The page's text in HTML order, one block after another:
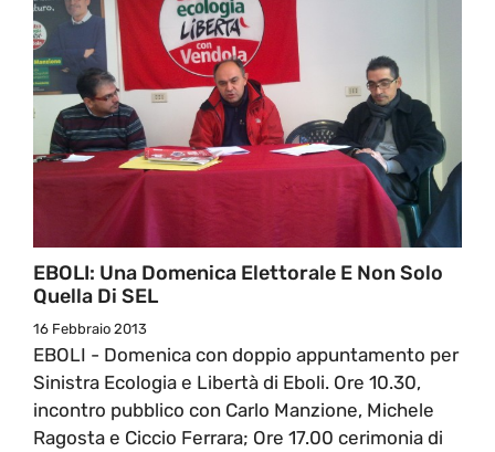
EBOLI: Una Domenica Elettorale E Non Solo
Quella Di SEL
16 Febbraio 2013
EBOLI - Domenica con doppio appuntamento per
Sinistra Ecologia e Libertà di Eboli. Ore 10.30,
incontro pubblico con Carlo Manzione, Michele
Ragosta e Ciccio Ferrara; Ore 17.00 cerimonia di